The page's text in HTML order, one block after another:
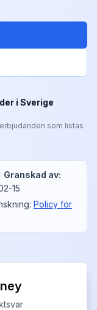
i Sverige
som listas
Granskad av:
15
: Policy för